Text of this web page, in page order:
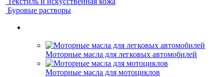
Буровые растворы
Моторные масла для легковых автомобилей
Моторные масла для мотоциклов